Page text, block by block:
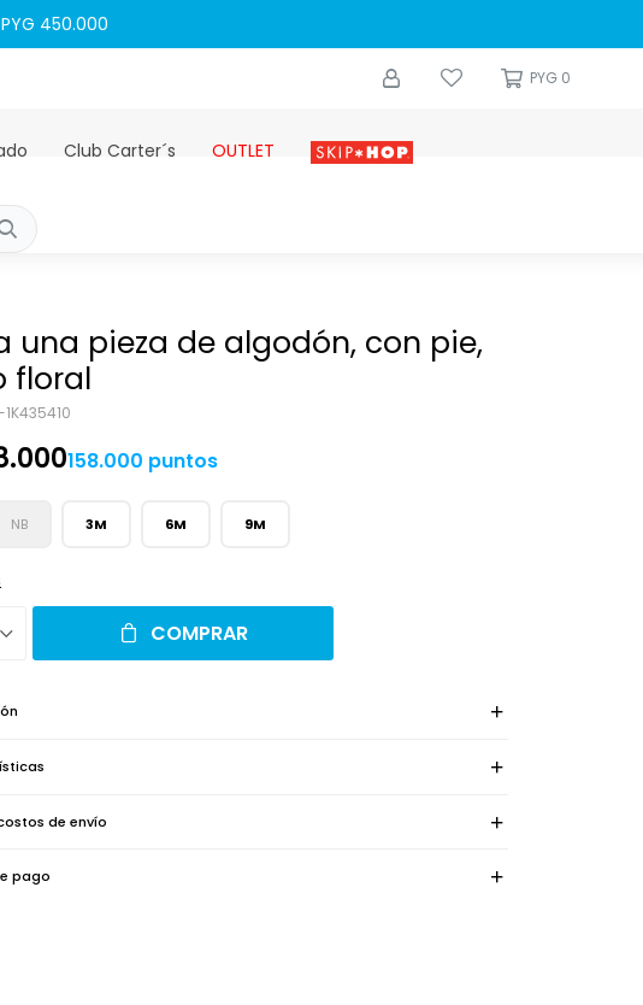
450.000
Club Carter´s OUTLET Skip-hop
PYG 0
una pieza de algodón, con pie,
floral
158.000 puntos
NB 3M 6M 9M
COMPRAR
de envío
pago